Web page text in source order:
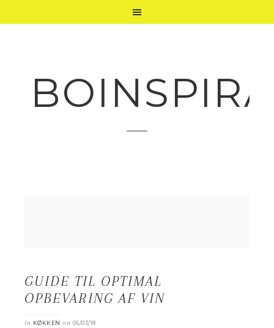
GUIDE TIL OPTIMAL
OPBEVARING AF VIN
in KØKKEN on 05/03/18